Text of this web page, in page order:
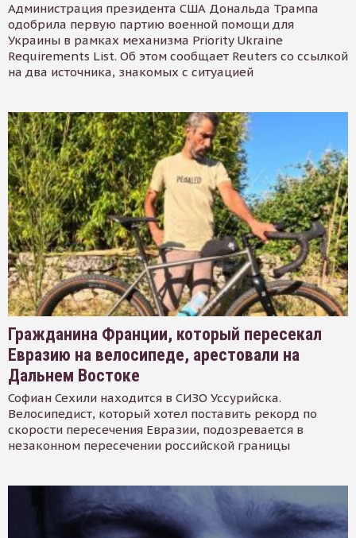
Администрация президента США Дональда Трампа
одобрила первую партию военной помощи для
Украины в рамках механизма Priority Ukraine
Requirements List. Об этом сообщает Reuters со ссылкой
на два источника, знакомых с ситуацией
Гражданина Франции, который пересекал
Евразию на велосипеде, арестовали на
Дальнем Востоке
Софиан Сехили находится в СИЗО Уссурийска.
Велосипедист, который хотел поставить рекорд по
скорости пересечения Евразии, подозревается в
незаконном пересечении российской границы